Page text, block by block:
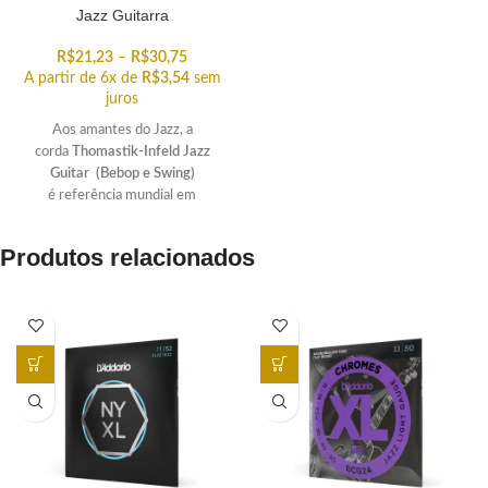
Jazz Guitarra
R$21,23 – R$30,75
A partir de 6x de R$3,54 sem
juros
Aos amantes do Jazz, a
corda
Thomastik-Infeld Jazz
Guitar (Bebop e Swing)
é referência mundial em
você poder personalizar o seu set
Produtos relacionados